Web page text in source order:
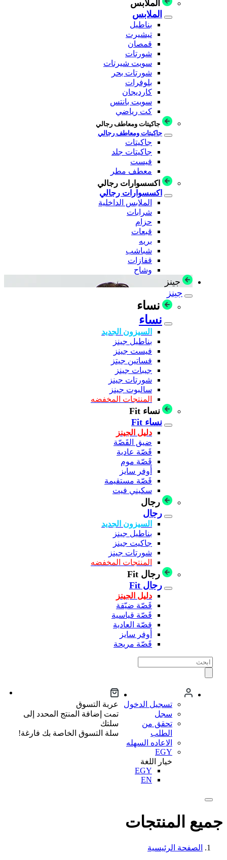
الملابس
الملابس
بناطيل
تيشيرت
قمصان
شورتات
سويت شيرتات
شورتات بحر
بلوفرات
كارديجان
سويت بانتس
كت رياضي
جاكيتات ومعاطف رجالي
جاكيتات ومعاطف رجالي
جاكيتات
جاكيتات جلد
فيست
معطف مطر
اكسسوارات رجالي
اكسسوارات رجالي
الملابس الداخلية
شرابات
حزام
قبعات
بريه
شباشب
قفازات
وشاح
جينز
جينز
نساء
نساء
السيزون الجديد
بناطيل جينز
فيست جينز
فساتين جيتز
جيبات جينز
شورتات جينز
سالبوت جينز
المنتجات المخفضه
نساء Fit
نساء Fit
دليل الجينز
ضيق القَصّة
قَصّة عادية
قَصّة موم
أوفر سايز
قَصّة مستقيمة
سكيني فيت
رجال
رجال
السيزون الجديد
بناطيل جينز
جاكيت جينز
شورتات جينز
المنتجات المخفضه
رجال Fit
رجال Fit
دليل الجينز
قَصّة ضيّقة
قَصّة قياسية
قصّة العادية
أوفر سايز
قَصّة مريحة
تسجيل الدخول
سجل
تحقق من
الطلب
الاعاده السهله
EGY
خيار اللغة
EGY
EN
عربة التسوق
تمت إضافة المنتج المحدد إلى
سلتك
سلة التسوق الخاصة بك فارغة!
جميع المنتجات
الصفحة الرئيسية